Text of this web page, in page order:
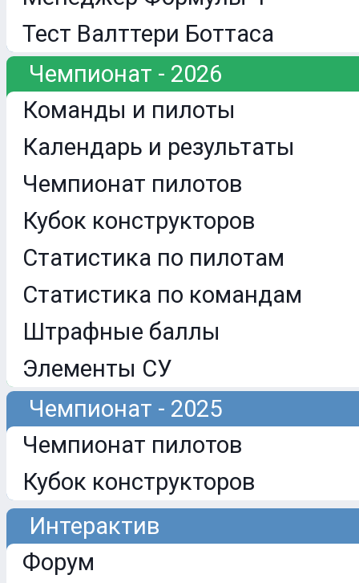
Тест Валттери Боттаса
Чемпионат - 2026
Команды и пилоты
Календарь и результаты
Чемпионат пилотов
Кубок конструкторов
Статистика по пилотам
Статистика по командам
Штрафные баллы
Элементы СУ
Чемпионат - 2025
Чемпионат пилотов
Кубок конструкторов
Интерактив
Форум